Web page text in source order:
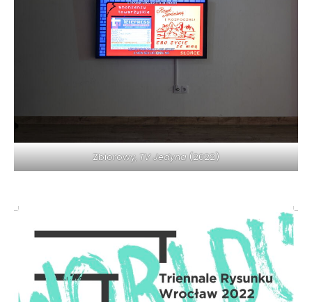
Zbiorowy,TV Jedyna(2022)